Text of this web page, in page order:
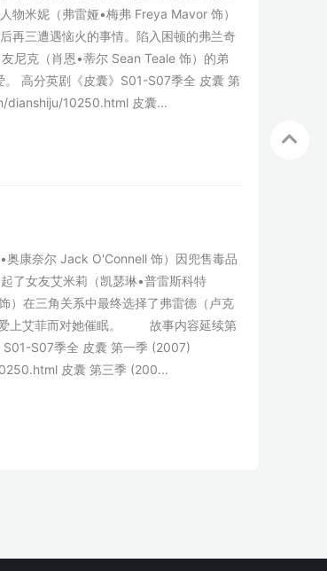
物米妮（弗雷娅•梅弗 Freya Mavor 饰）
再三遭遇恼火的事情。陷入困顿的弗兰奇
尼克（肖恩•蒂尔 Sean Teale 饰）的弟
高分英剧《皮囊》S01-S07季全 皮囊 第
10250.html 皮囊...
康奈尔 Jack O'Connell 饰）因兜售毒品
了女友艾米莉（凯瑟琳•普雷斯科特
）在三角关系中最终选择了弗雷德（卢克
爱上艾菲而对她催眠。 故事内容延续第
S01-S07季全 皮囊 第一季 (2007)
皮囊 第三季 (200...